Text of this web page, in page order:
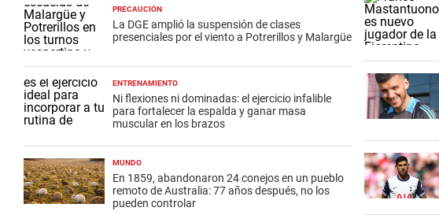
PRECAUCIÓN
La DGE amplió la suspensión de clases
presenciales por el viento a Potrerillos y Malargüe
ENTRENAMIENTO
Ni flexiones ni dominadas: el ejercicio infalible
para fortalecer la espalda y ganar masa
muscular en los brazos
MUNDO
En 1859, abandonaron 24 conejos en un pueblo
remoto de Australia: 77 años después, no los
pueden controlar